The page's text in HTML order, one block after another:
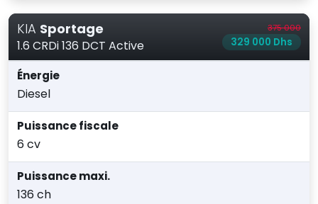
KIA Sportage
1.6 CRDi 136 DCT Active
375 000
329 000 Dhs
Énergie
Diesel
Puissance fiscale
6 cv
Puissance maxi.
136 ch